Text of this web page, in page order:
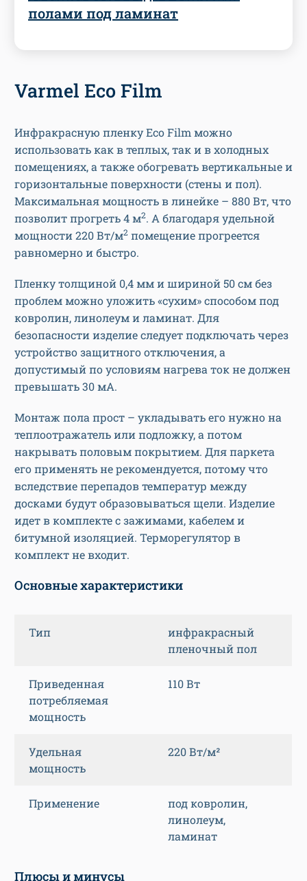
полами под ламинат
Varmel Eco Film
Инфракрасную пленку Eco Film можно
использовать как в теплых, так и в холодных
помещениях, а также обогревать вертикальные и
горизонтальные поверхности (стены и пол).
Максимальная мощность в линейке – 880 Вт, что
позволит прогреть 4 м2. А благодаря удельной
мощности 220 Вт/м2 помещение прогреется
равномерно и быстро.
Пленку толщиной 0,4 мм и шириной 50 см без
проблем можно уложить «сухим» способом под
ковролин, линолеум и ламинат. Для
безопасности изделие следует подключать через
устройство защитного отключения, а
допустимый по условиям нагрева ток не должен
превышать 30 мА.
Монтаж пола прост – укладывать его нужно на
теплоотражатель или подложку, а потом
накрывать половым покрытием. Для паркета
его применять не рекомендуется, потому что
вследствие перепадов температур между
досками будут образовываться щели. Изделие
идет в комплекте с зажимами, кабелем и
битумной изоляцией. Терморегулятор в
комплект не входит.
Основные характеристики
Тип
инфракрасный
пленочный пол
Приведенная
потребляемая
мощность
110 Вт
Удельная
мощность
220 Вт/м²
Применение
под ковролин,
линолеум,
ламинат
Плюсы и минусы